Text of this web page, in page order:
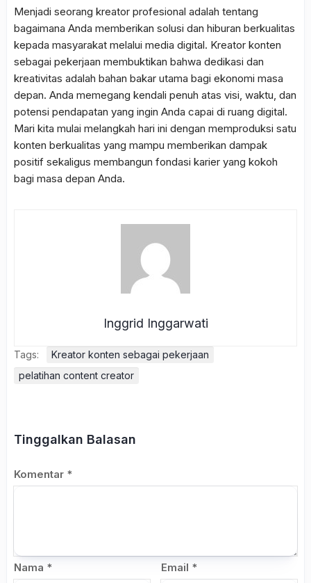
Menjadi seorang kreator profesional adalah tentang
bagaimana Anda memberikan solusi dan hiburan berkualitas
kepada masyarakat melalui media digital. Kreator konten
sebagai pekerjaan membuktikan bahwa dedikasi dan
kreativitas adalah bahan bakar utama bagi ekonomi masa
depan. Anda memegang kendali penuh atas visi, waktu, dan
potensi pendapatan yang ingin Anda capai di ruang digital.
Mari kita mulai melangkah hari ini dengan memproduksi satu
konten berkualitas yang mampu memberikan dampak
positif sekaligus membangun fondasi karier yang kokoh
bagi masa depan Anda.
Inggrid Inggarwati
Tags:
Kreator konten sebagai pekerjaan
pelatihan content creator
Tinggalkan Balasan
Komentar *
Nama * Email *